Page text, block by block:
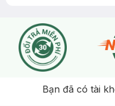
Bạn đã có tài